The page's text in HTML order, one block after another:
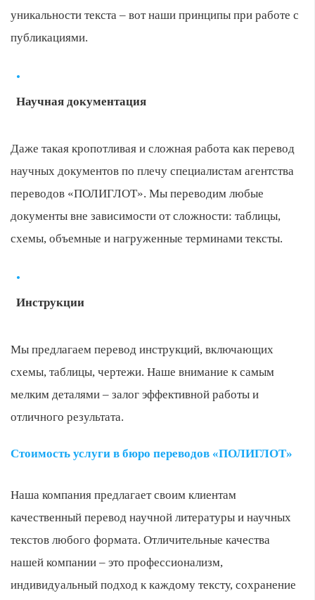
уникальности текста – вот наши принципы при работе с
публикациями.
Научная документация
Даже такая кропотливая и сложная работа как перевод
научных документов по плечу специалистам агентства
переводов «ПОЛИГЛОТ». Мы переводим любые
документы вне зависимости от сложности: таблицы,
схемы, объемные и нагруженные терминами тексты.
Инструкции
Мы предлагаем перевод инструкций, включающих
схемы, таблицы, чертежи. Наше внимание к самым
мелким деталями – залог эффективной работы и
отличного результата.
Стоимость услуги в бюро переводов «ПОЛИГЛОТ»
Наша компания предлагает своим клиентам
качественный перевод научной литературы и научных
текстов любого формата. Отличительные качества
нашей компании – это профессионализм,
индивидуальный подход к каждому тексту, сохранение